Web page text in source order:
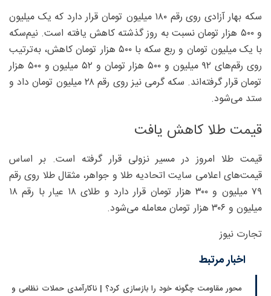
سکه بهار آزادی روی رقم ۱۸۰ میلیون تومان قرار دارد که یک میلیون
و ۵۰۰ هزار تومان نسبت به روز گذشته کاهش یافته است. نیم‌سکه
با یک میلیون تومان و ربع سکه با ۵۰۰ هزار تومان کاهش، به‌ترتیب
روی رقم‌های ۹۲ میلیون و ۵۰۰ هزار تومان و ۵‍۲ میلیون و ۵۰۰ هزار
تومان قرار گرفته‌اند. سکه گرمی نیز روی رقم ۲۸ میلیون تومان داد و
ستد می‌شود.
قیمت طلا کاهش یافت
قیمت طلا امروز در مسیر نزولی قرار گرفته است. بر اساس
قیمت‌های اعلامی سایت اتحادیه طلا و جواهر، مثقال طلا روی رقم
۷۹ میلیون و ۳۰۰ هزار تومان قرار دارد و طلای ۱۸ عیار با رقم ۱۸
میلیون و ۳۰۶ هزار تومان معامله می‌شود.
تجارت نیوز
اخبار مرتبط
محور مقاومت چگونه خود را بازسازی کرد؟ | ناکارآمدی حملات نظامی و